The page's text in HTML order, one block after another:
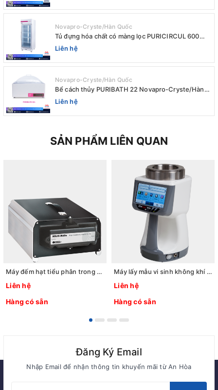
Novapro-Cryste/Hàn Quốc
Tủ đựng hóa chất có màng lọc PURICIRCUL 600
AIRTIGHT Novapro-Cryste/Hàn Quốc
Liên hệ
Novapro-Cryste/Hàn Quốc
Bể cách thủy PURIBATH 22 Novapro-Cryste/Hàn
Quốc
Liên hệ
SẢN PHẨM LIÊN QUAN
Máy đếm hạt tiểu phân trong dung dịch HSLIS-M100e Hãng: PMS/Mỹ
Liên hệ
Hàng có sẵn
Máy lấy mẫu vi sinh không khí PMS MiniCapt 100M Hãng: PMS/Mỹ
Liên hệ
Hàng có sẵn
Đăng Ký Email
Nhập Email để nhận thông tin khuyến mãi từ An Hòa